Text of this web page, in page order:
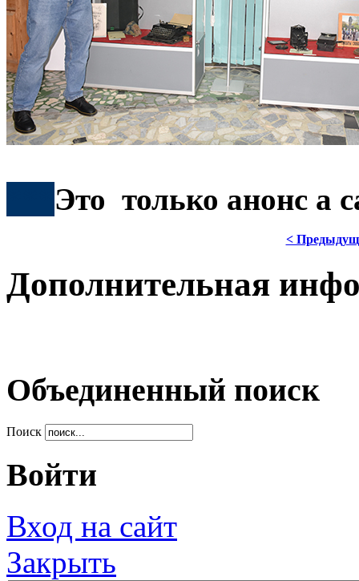
Это только анонс а
<
Дополнительная
Объединенный поиск
Поиск
Войти
Вход на сайт
Закрыть